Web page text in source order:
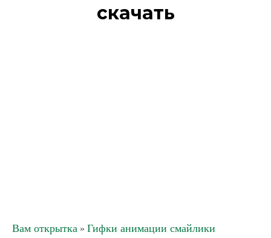
скачать
Вам открытка » Гифки анимации смайлики